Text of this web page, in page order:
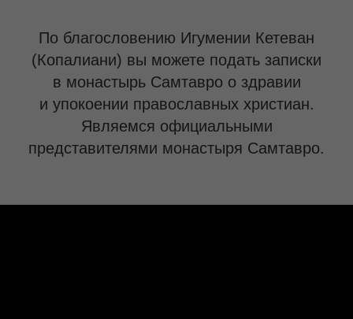
По благословению Игумении Кетеван
(Копалиани) вы можете подать записки
в монастырь Самтавро о здравии
и упокоении православных христиан.
Являемся официальными
представителями монастыря Самтавро.